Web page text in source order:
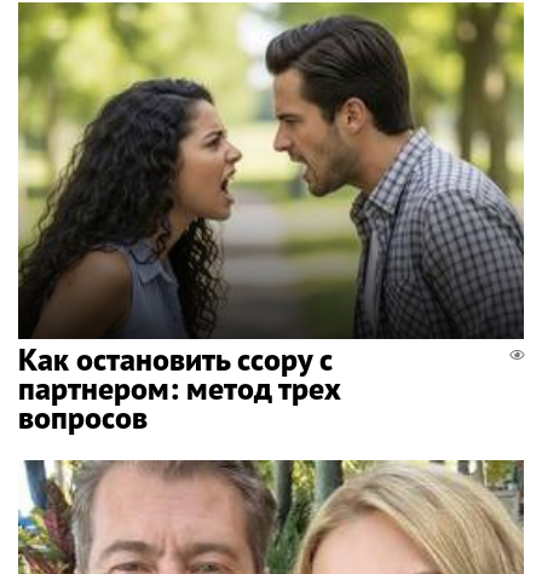
Как остановить ссору с
партнером: метод трех
вопросов